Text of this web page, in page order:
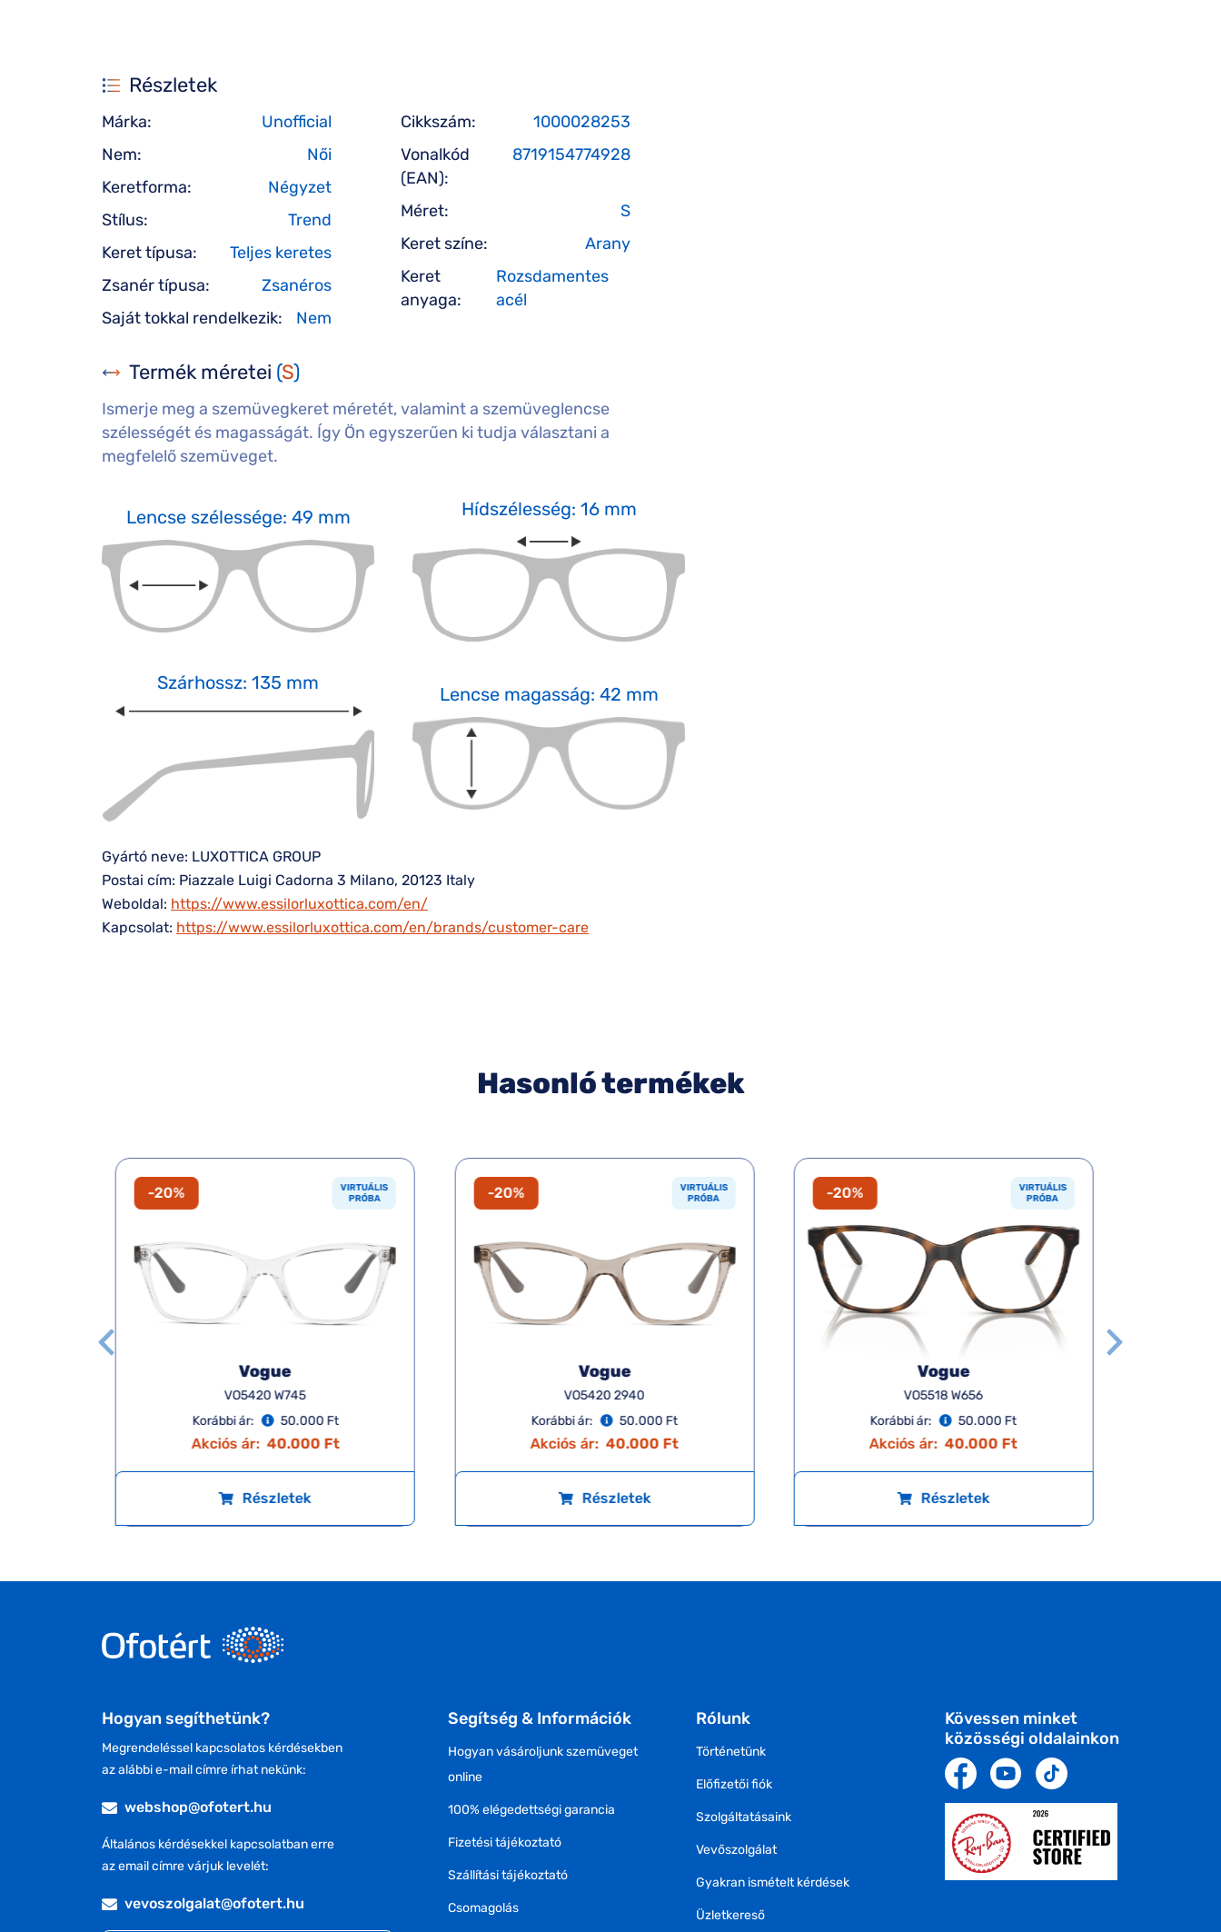
Részletek
Márka:
Unofficial
Nem:
Női
Keretforma:
Négyzet
Stílus:
Trend
Keret típusa:
Teljes keretes
Zsanér típusa:
Zsanéros
Saját tokkal rendelkezik:
Nem
Cikkszám:
1000028253
Vonalkód
(EAN):
8719154774928
Méret:
S
Keret színe:
Arany
Keret
anyaga:
Rozsdamentes
acél
Termék méretei (S)
Ismerje meg a szemüvegkeret méretét, valamint a szemüveglencse
szélességét és magasságát. Így Ön egyszerűen ki tudja választani a
megfelelő szemüveget.
Lencse szélessége: 49 mm Hídszélesség: 16 mm
Szárhossz: 135 mm
Lencse magasság: 42 mm
Gyártó neve: LUXOTTICA GROUP
Postai cím: Piazzale Luigi Cadorna 3 Milano, 20123 Italy
Weboldal: https://www.essilorluxottica.com/en/
Kapcsolat: https://www.essilorluxottica.com/en/brands/customer-care
Hasonló termékek
-20%
VIRTUÁLIS
PRÓBA
Vogue
VO5420 W745
Korábbi ár:
50.000 Ft
Akciós ár: 40.000 Ft
Részletek
-20%
VIRTUÁLIS
PRÓBA
Vogue
VO5420 2940
Korábbi ár:
50.000 Ft
Akciós ár: 40.000 Ft
Részletek
-20%
VIRTUÁLIS
PRÓBA
Vogue
VO5518 W656
Korábbi ár:
50.000 Ft
Akciós ár: 40.000 Ft
Részletek
Hogyan segíthetünk?
Megrendeléssel kapcsolatos kérdésekben
az alábbi e-mail címre írhat nekünk:
webshop@ofotert.hu
Általános kérdésekkel kapcsolatban erre
az email címre várjuk levelét:
vevoszolgalat@ofotert.hu
Segítség & Információk
Hogyan vásároljunk szemüveget
online
100% elégedettségi garancia
Fizetési tájékoztató
Szállítási tájékoztató
Csomagolás
Rólunk
Történetünk
Előfizetői fiók
Szolgáltatásaink
Vevőszolgálat
Gyakran ismételt kérdések
Üzletkereső
Kövessen minket
közösségi oldalainkon